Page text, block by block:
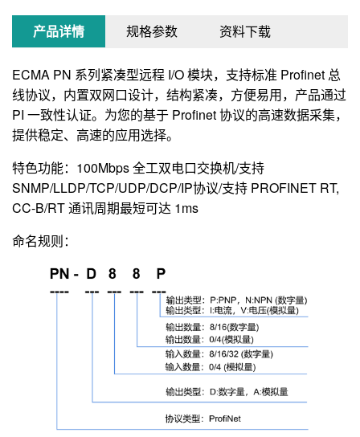
产品详情 规格参数 资料下载
ECMA PN 系列紧凑型远程 I/O 模块，支持标准 Profinet 总
线协议，内置双网口设计，结构紧凑，方便易用，产品通过
PI 一致性认证。为您的基于 Profinet 协议的高速数据采集，
提供稳定、高速的应用选择。
特色功能：100Mbps 全工双电口交换机/支持
SNMP/LLDP/TCP/UDP/DCP/IP协议/支持 PROFINET RT,
CC-B/RT 通讯周期最短可达 1ms
命名规则：